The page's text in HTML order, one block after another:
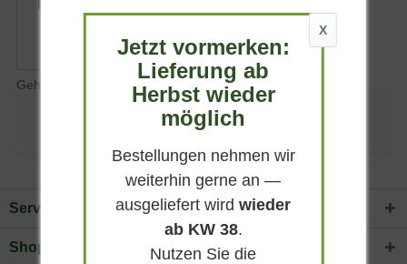
Gehölze mit Krone in Spalierform (Stamm 100-150 cm)
Der Bewertungsdurchschnitt für Produkte dieser Kategorie ist
X
Jetzt vormerken:
Lieferung ab
Herbst wieder
möglich
Bestellungen nehmen wir
weiterhin gerne an —
ausgeliefert wirdwieder
ab KW 38.
Nutzen Sie die
Service Hotline
Shop Service